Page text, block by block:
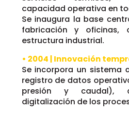
capacidad operativa en
Se inaugura la base
fabricación y oficinas,
estructura industrial.
• 2004 | Innovación
Se incorpora un sistema
registro de datos
presión y caudal),
digitalización de los